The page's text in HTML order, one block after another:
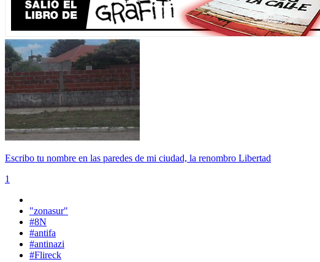
Escribo tu nombre en las paredes de mi ciudad, la renombro Libertad
1
"zonasur"
#8N
#antifa
#antinazi
#Flireck